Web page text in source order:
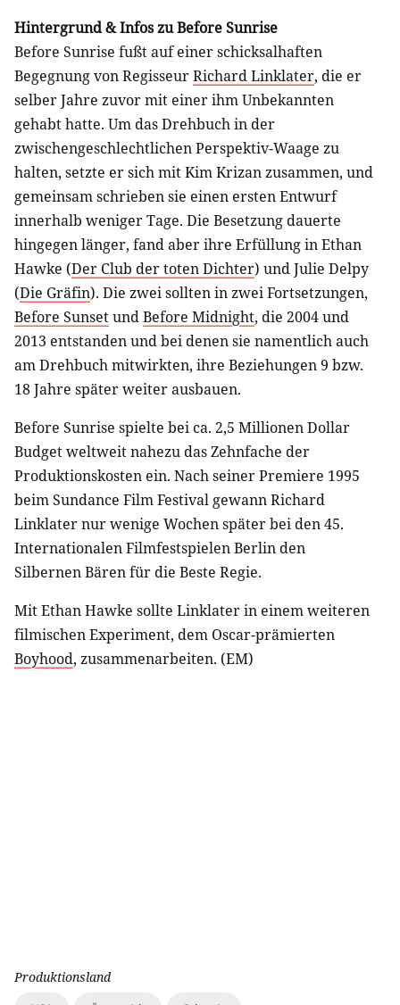
Hintergrund & Infos zu Before Sunrise
Before Sunrise fußt auf einer schicksalhaften
Begegnung von RegisseurRichard Linklater, die er
selber Jahre zuvor mit einer ihm Unbekannten
gehabt hatte. Um das Drehbuch in der
zwischengeschlechtlichen Perspektiv-Waage zu
halten, setzte er sich mit Kim Krizan zusammen, und
gemeinsam schrieben sie einen ersten Entwurf
innerhalb weniger Tage. Die Besetzung dauerte
hingegen länger, fand aber ihre Erfüllung in Ethan
Hawke (Der Club der toten Dichter) und Julie Delpy
(Die Gräfin). Die zwei sollten in zwei Fortsetzungen,
Before SunsetundBefore Midnight, die 2004 und
2013 entstanden und bei denen sie namentlich auch
am Drehbuch mitwirkten, ihre Beziehungen 9 bzw.
18 Jahre später weiter ausbauen.
Before Sunrise spielte bei ca. 2,5 Millionen Dollar
Budget weltweit nahezu das Zehnfache der
Produktionskosten ein. Nach seiner Premiere 1995
beim Sundance Film Festival gewann Richard
Linklater nur wenige Wochen später bei den 45.
Internationalen Filmfestspielen Berlin den
Silbernen Bären für die Beste Regie.
Mit Ethan Hawke sollte Linklater in einem weiteren
filmischen Experiment, dem Oscar-prämierten
Boyhood, zusammenarbeiten. (EM)
Produktionsland